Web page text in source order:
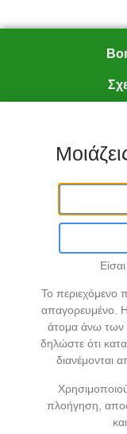
Προϊόντα
Το περιεχόμενο
απαγορευμένο.
άτομα άνω των
δηλώστε ότι
διανέμονται
πλοήγηση,